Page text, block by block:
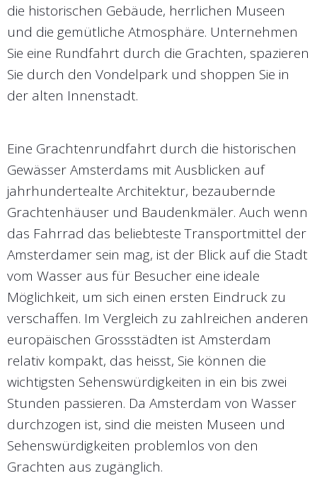
die historischen Gebäude, herrlichen Museen
und die gemütliche Atmosphäre. Unternehmen
Sie eine Rundfahrt durch die Grachten, spazieren
Sie durch den Vondelpark und shoppen Sie in
der alten Innenstadt.
Eine Grachtenrundfahrt durch die historischen
Gewässer Amsterdams mit Ausblicken auf
jahrhundertealte Architektur, bezaubernde
Grachtenhäuser und Baudenkmäler. Auch wenn
das Fahrrad das beliebteste Transportmittel der
Amsterdamer sein mag, ist der Blick auf die Stadt
vom Wasser aus für Besucher eine ideale
Möglichkeit, um sich einen ersten Eindruck zu
verschaffen. Im Vergleich zu zahlreichen anderen
europäischen Grossstädten ist Amsterdam
relativ kompakt, das heisst, Sie können die
wichtigsten Sehenswürdigkeiten in ein bis zwei
Stunden passieren. Da Amsterdam von Wasser
durchzogen ist, sind die meisten Museen und
Sehenswürdigkeiten problemlos von den
Grachten aus zugänglich.